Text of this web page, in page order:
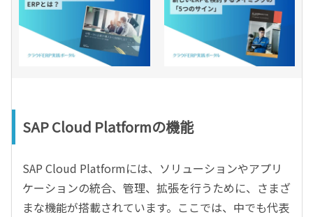
SAP Cloud Platformの機能
SAP Cloud Platformには、ソリューションやアプリ
ケーションの統合、管理、拡張を行うために、さまざ
まな機能が搭載されています。ここでは、中でも代表